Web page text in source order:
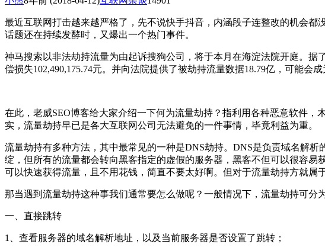
最近互联网打击越来越严格了，先不说快手抖音，内涵段子连整改的机会
话题还在持续发酵时，又爆出一个热门事件。
神马搜索以非法劫持流量为由起诉搜狗公司，将于本月在海淀法院开庭。
偿损失102,490,175.74元。并向法院提供了被劫持流量数据18.79亿，可能会
在此，老威SEO博客给大家介绍一下何为流量劫持？指利用各种恶意软件
实，流量劫持早已是各大互联网公司无法避免的一件事情，毕竟利益为重。
流量劫持有多种方法，其中最常见的一种是DNS劫持。DNS是负责域名解
绽，但所有的流量都会转向黑客指定的虚假的服务器，黑客不但可以很容
可以快速获得流量，且不用花钱，简直不要太好啊。但对于流量劫持方就属
那当遇到流量劫持这种事我们通常要怎么做呢？一般情况下，流量劫持可分
一、直接跳转
1、查看服务器的域名解析地址，以及当前服务器是否设置了跳转；